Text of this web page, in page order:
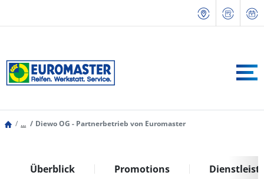
... Diewo OG - Partnerbetrieb von Euromaster
Überblick Promotions